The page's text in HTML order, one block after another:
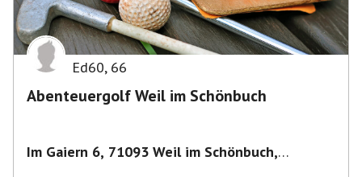
Ed60, 66
Abenteuergolf Weil im Schönbuch
Im Gaiern 6, 71093 Weil im Schönbuch,